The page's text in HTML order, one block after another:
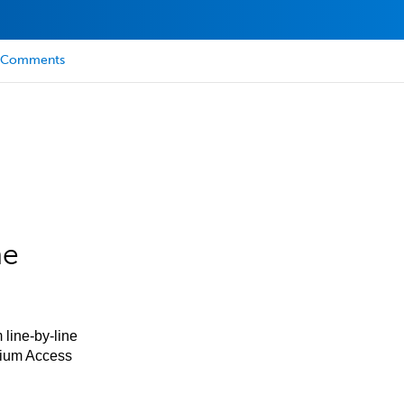
Comments
line-by-line
Access